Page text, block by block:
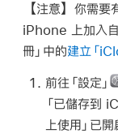
【注意】 你需要
iPhone 上加入
冊」中的建立「
前往「設定」
「已儲存到
上使用」已開